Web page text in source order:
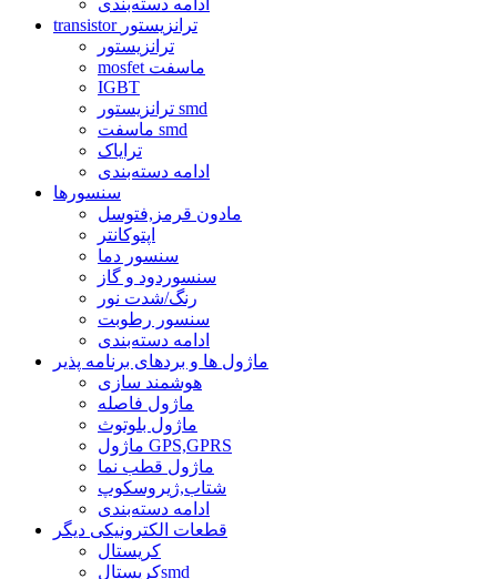
ادامه دسته‌بندی
transistor ترانزیستور
ترانزیستور
mosfet ماسفت
IGBT
ترانزیستور smd
ماسفت smd
ترایاک
ادامه دسته‌بندی
سنسورها
مادون قرمز,فتوسل
اپتوکانتر
سنسور دما
سنسوردود و گاز
رنگ/شدت نور
سنسور رطوبت
ادامه دسته‌بندی
ماژول ها و بردهای برنامه پذیر
هوشمند سازی
ماژول فاصله
ماژول بلوتوث
ماژول GPS,GPRS
ماژول قطب نما
شتاب,ژیروسکوپ
ادامه دسته‌بندی
قطعات الکترونیکی دیگر
کریستال
کریستالsmd